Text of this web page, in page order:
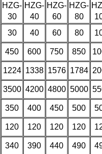
HZG-
30
HZG-
40
HZG-
60
HZG-
80
30 40 60 80
450 600 750 850
1224 1338 1576 1784
3500 4200 4800 5000
350 400 450 500
120 120 120 120
340 390 440 490